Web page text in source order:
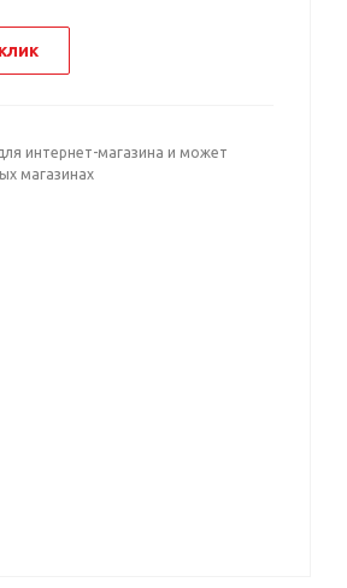
интернет-магазина и может
магазинах